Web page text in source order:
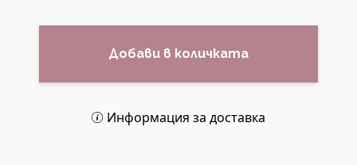
Добави в количката
Информация за доставка